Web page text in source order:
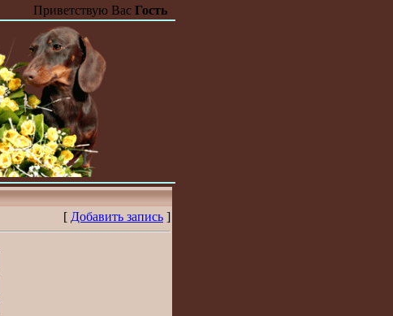
Приветствую Вас Гость
[ Добавить запись ]